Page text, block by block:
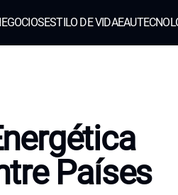
ESTILO DE VIDAEAU
Países